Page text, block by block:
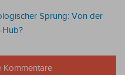
Sprung: Von der
Hub?
Kommentare